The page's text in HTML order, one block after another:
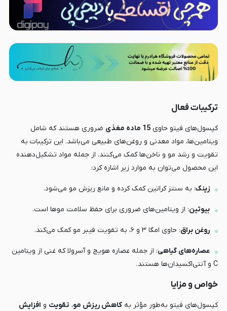
ترکیبات فعال
کپسول‌های فیتو حاوی 15 ماده مغذی
ضروری هستند که شامل
ویتامین‌ها، مواد معدنی و روغن‌های طبیعی می‌باشد. این ترکیبات به
تقویت و رشد مو و ناخن‌ها کمک می‌کنند. از جمله مواد تشکیل‌دهنده
این محصول می‌توان به موارد زیر اشاره کرد:
زینک: به سنتز کراتین کمک کرده و مانع ریزش مو می‌شود.
بیوتین: از ویتامین‌های ضروری برای حفظ سلامت موها است.
روغن براق: حاوی امگا ۳ و ۶، به تقویت فیبر مو کمک می‌کند.
عصاره‌های گیاهی: از جمله عصاره هویج و آسرولا که غنی از ویتامین
C و آنتی‌اکسیدان‌ها هستند.
خواص و مزایا
کپسول‌های فیتو به‌طور مؤثر به کاهش ریزش مو، تقویت و افزایش